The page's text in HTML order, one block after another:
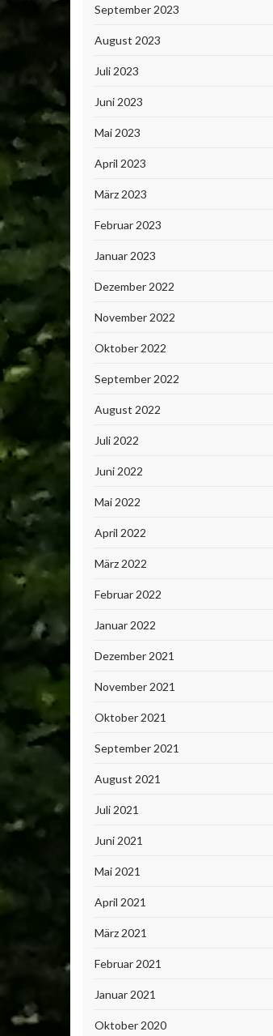
September 2023
August 2023
Juli 2023
Juni 2023
Mai 2023
April 2023
März 2023
Februar 2023
Januar 2023
Dezember 2022
November 2022
Oktober 2022
September 2022
August 2022
Juli 2022
Juni 2022
Mai 2022
April 2022
März 2022
Februar 2022
Januar 2022
Dezember 2021
November 2021
Oktober 2021
September 2021
August 2021
Juli 2021
Juni 2021
Mai 2021
April 2021
März 2021
Februar 2021
Januar 2021
Oktober 2020